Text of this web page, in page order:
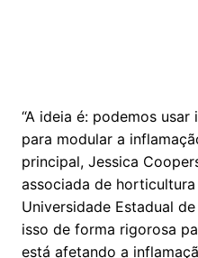
“A ideia é: podemos
para modular a
principal, Jessica
associada de
Universidade Estadual
isso de forma rigorosa
está afetando a